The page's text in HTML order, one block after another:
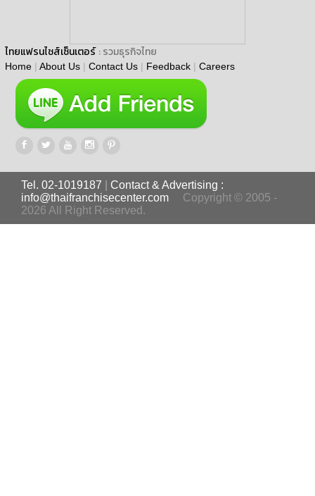
ไทยแฟรนไชส์เซ็นเตอร์ : รวมธุรกิจไทย
Home | About Us | Contact Us | Feedback | Careers
Tel. 02-1019187
Contact & Advertising :
info@thaifranchisecenter.com
Copyright © 2005 -
2026 All Right Reserved.